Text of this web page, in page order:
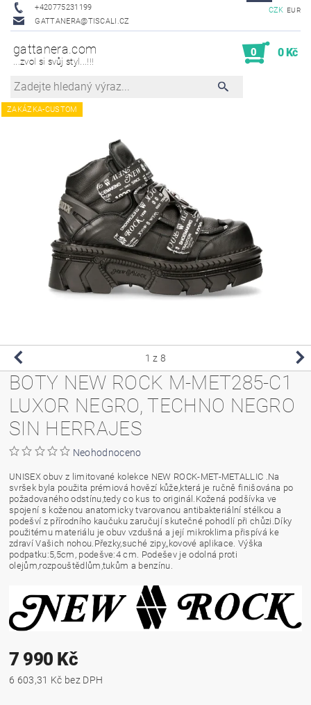
+420775231199
GATTANERA@TISCALI.CZ
CZK EUR
gattanera.com
...zvol si svůj styl...!!!
0 0 Kč
ZAKÁZKA-CUSTOM
1 z 8
BOTY NEW ROCK M-MET285-C1
LUXOR NEGRO, TECHNO NEGRO
SIN HERRAJES
Neohodnoceno
UNISEX obuv z limitované kolekce NEW ROCK-MET-METALLIC .Na
svršek byla použita prémiová hovězí kůže,která je ručně finišována po
požadovaného odstínu,tedy co kus to originál.Kožená podšívka ve
spojení s koženou anatomicky tvarovanou antibakteriální stélkou a
podešví z přírodního kaučuku zaručují skutečné pohodlí při chůzi.Díky
použitému materiálu je obuv vzdušná a její mikroklima přispívá ke
zdraví Vašich nohou.Přezky,suché zipy,,kovové aplikace. Výška
podpatku:5,5cm, podešve:4 cm. Podešev je odolná proti
olejům,rozpouštědlům,tukům a benzínu.
7 990 Kč
6 603,31 Kč bez DPH